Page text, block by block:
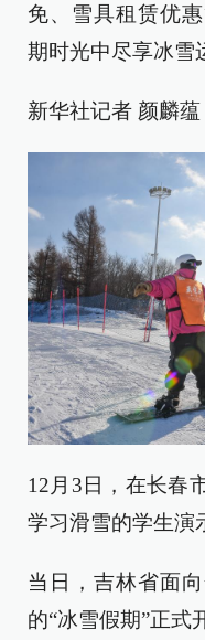
免、雪具租赁优
期时光中尽享冰雪
新华社记者 颜麟蕴
12月3日，在长春
学习滑雪的学生演
当日，吉林省面
的“冰雪假期”正式